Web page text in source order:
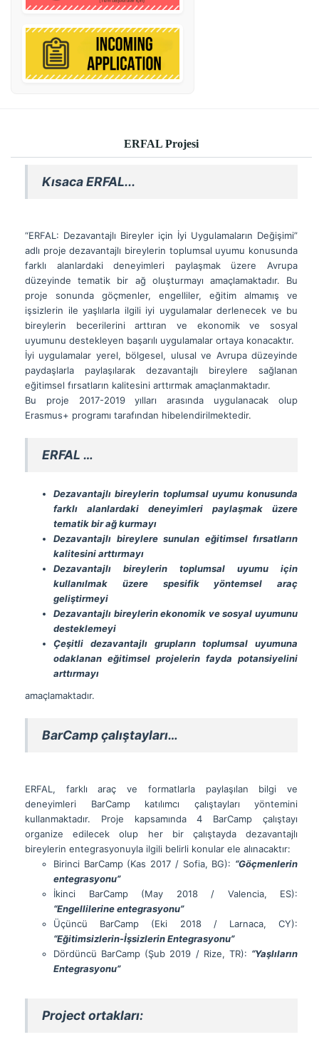
ERFAL Projesi
Kısaca ERFAL...
“ERFAL: Dezavantajlı Bireyler için İyi Uygulamaların Değişimi”
adlı proje dezavantajlı bireylerin toplumsal uyumu konusunda
farklı alanlardaki deneyimleri paylaşmak üzere Avrupa
düzeyinde tematik bir ağ oluşturmayı amaçlamaktadır. Bu
proje sonunda göçmenler, engelliler, eğitim almamış ve
işsizlerin ile yaşlılarla ilgili iyi uygulamalar derlenecek ve bu
bireylerin becerilerini arttıran ve ekonomik ve sosyal
uyumunu destekleyen başarılı uygulamalar ortaya konacaktır.
İyi uygulamalar yerel, bölgesel, ulusal ve Avrupa düzeyinde
paydaşlarla paylaşılarak dezavantajlı bireylere sağlanan
eğitimsel fırsatların kalitesini arttırmak amaçlanmaktadır.
Bu proje 2017-2019 yılları arasında uygulanacak olup
Erasmus+ programı tarafından hibelendirilmektedir.
ERFAL …
Dezavantajlı bireylerin toplumsal uyumu konusunda
farklı alanlardaki deneyimleri paylaşmak üzere
tematik bir ağ kurmayı
Dezavantajlı bireylere sunulan eğitimsel fırsatların
kalitesini arttırmayı
Dezavantajlı bireylerin toplumsal uyumu için
kullanılmak üzere spesifik yöntemsel araç
geliştirmeyi
Dezavantajlı bireylerin ekonomik ve sosyal uyumunu
desteklemeyi
Çeşitli dezavantajlı grupların toplumsal uyumuna
odaklanan eğitimsel projelerin fayda potansiyelini
arttırmayı
amaçlamaktadır.
BarCamp çalıştayları…
ERFAL, farklı araç ve formatlarla paylaşılan bilgi ve
deneyimleri BarCamp katılımcı çalıştayları yöntemini
kullanmaktadır. Proje kapsamında 4 BarCamp çalıştayı
organize edilecek olup her bir çalıştayda dezavantajlı
bireylerin entegrasyonuyla ilgili belirli konular ele alınacaktır:
Birinci BarCamp (Kas 2017 / Sofia, BG): “Göçmenlerin
entegrasyonu”
İkinci BarCamp (May 2018 / Valencia, ES):
“Engellilerine entegrasyonu”
Üçüncü BarCamp (Eki 2018 / Larnaca, CY):
“Eğitimsizlerin-İşsizlerin Entegrasyonu”
Dördüncü BarCamp (Şub 2019 / Rize, TR): “Yaşlıların
Entegrasyonu”
Project ortakları: